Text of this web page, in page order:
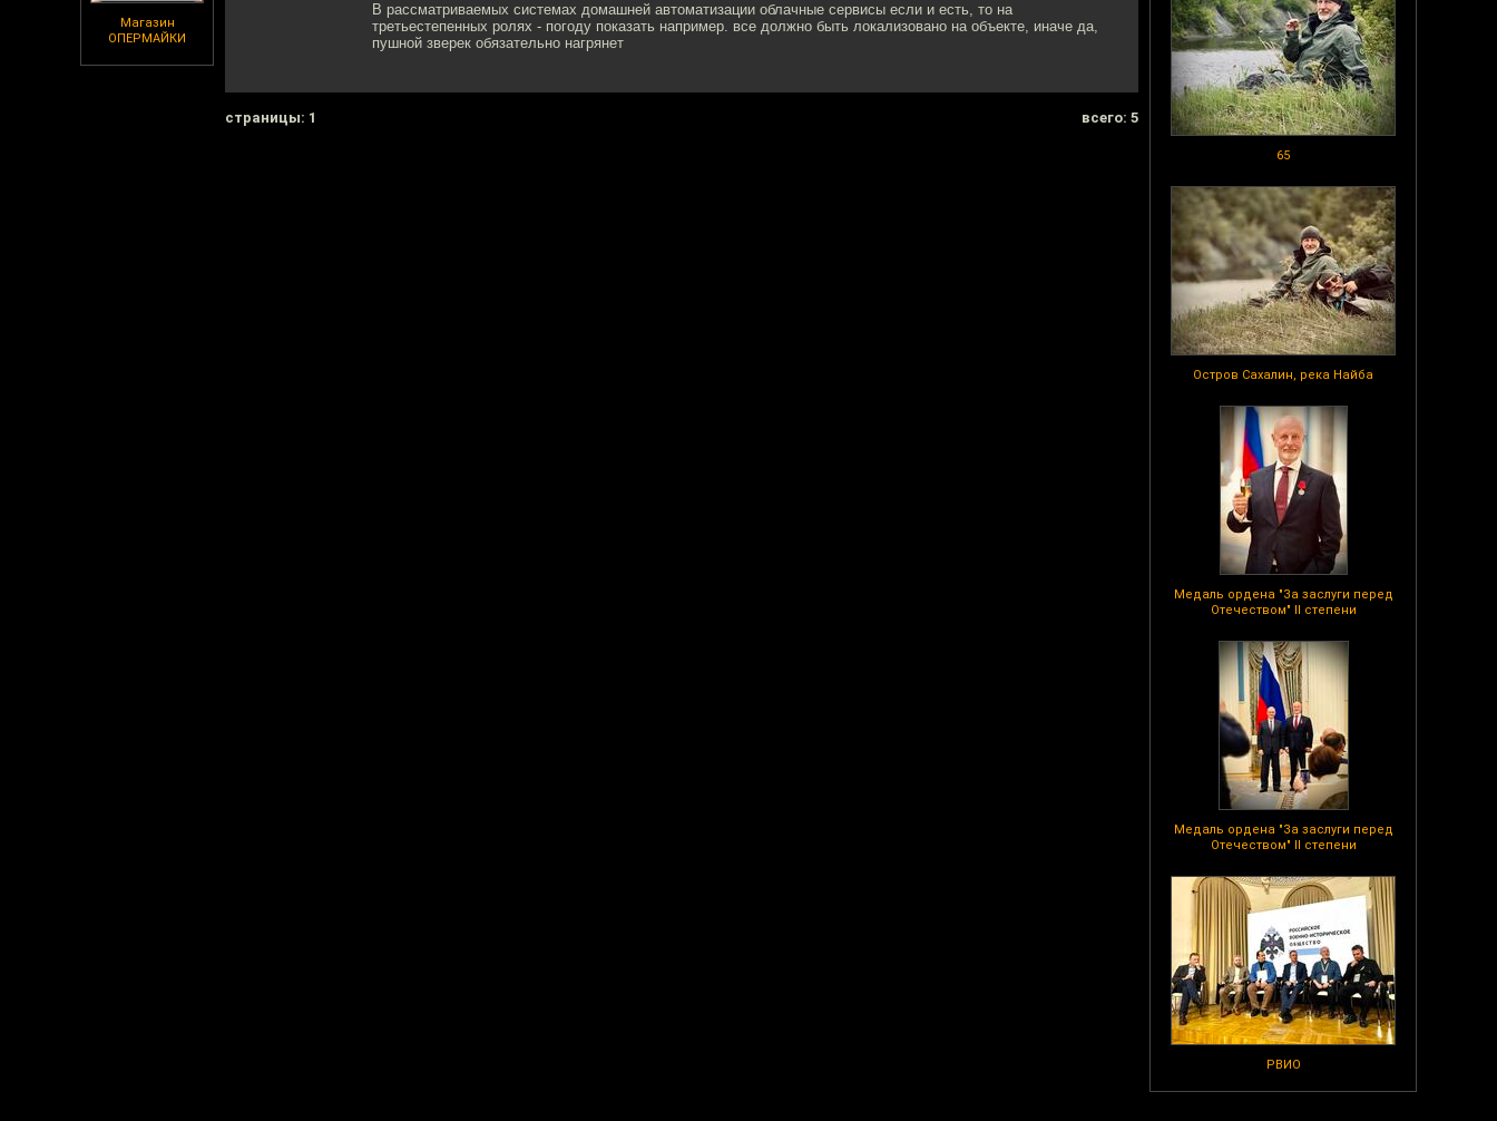
Магазин
ОПЕРМАЙКИ
65
Остров Сахалин, река Найба
Медаль ордена "За заслуги перед
Отечеством" II степени
Медаль ордена "За заслуги перед
Отечеством" II степени
РВИО
В рассматриваемых системах домашней автоматизации облачные сервисы если и есть, то на
третьестепенных ролях - погоду показать например. все должно быть локализовано на объекте, иначе да,
пушной зверек обязательно нагрянет
cтраницы: 1 всего: 5